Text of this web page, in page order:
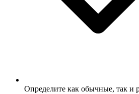
Определите как обычные, так и